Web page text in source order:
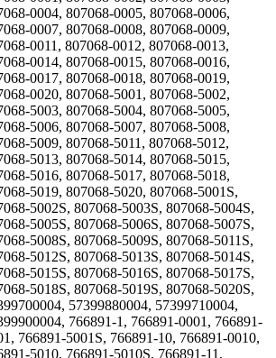
0004, 807068-0005, 807068-0006,
0007, 807068-0008, 807068-0009,
0011, 807068-0012, 807068-0013,
0014, 807068-0015, 807068-0016,
0017, 807068-0018, 807068-0019,
0020, 807068-5001, 807068-5002,
5003, 807068-5004, 807068-5005,
5006, 807068-5007, 807068-5008,
5009, 807068-5011, 807068-5012,
5013, 807068-5014, 807068-5015,
5016, 807068-5017, 807068-5018,
5019, 807068-5020, 807068-5001S,
5002S, 807068-5003S, 807068-5004S,
5005S, 807068-5006S, 807068-5007S,
5008S, 807068-5009S, 807068-5011S,
5012S, 807068-5013S, 807068-5014S,
5015S, 807068-5016S, 807068-5017S,
5018S, 807068-5019S, 807068-5020S,
57399880004, 57399710004,
766891-1, 766891-0001, 766891-
766891-5001S, 766891-10, 766891-0010,
5010, 766891-5010S, 766891-11,